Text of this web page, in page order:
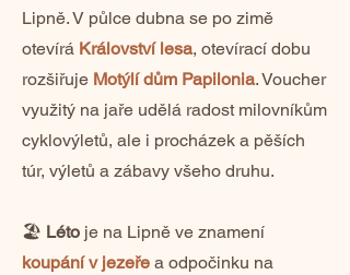
Lipně. V půlce dubna se po zimě
otevírá Království lesa, otevírací dobu
rozšiřuje Motýlí dům Papilonia. Voucher
využitý na jaře udělá radost milovníkům
cyklovýletů, ale i procházek a pěších
túr, výletů a zábavy všeho druhu.
🏖️ Léto je na Lipně ve znamení
koupání v jezeře a odpočinku na